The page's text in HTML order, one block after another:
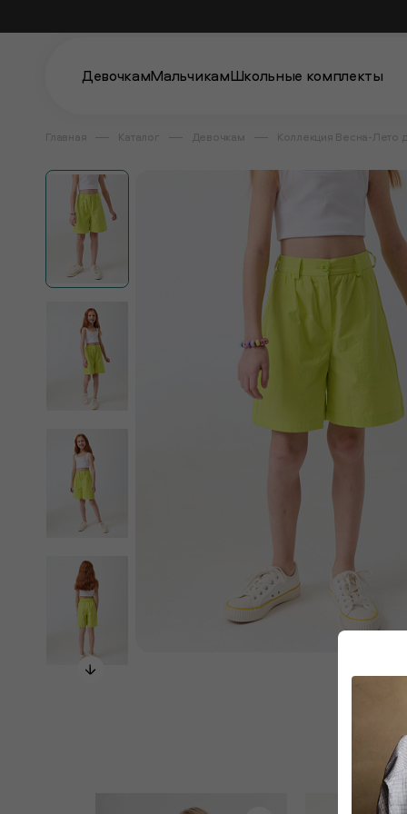
ДевочкамМальчикамШкольные комплекты
Главная Каталог Девочкам Коллекция Весна-Лето